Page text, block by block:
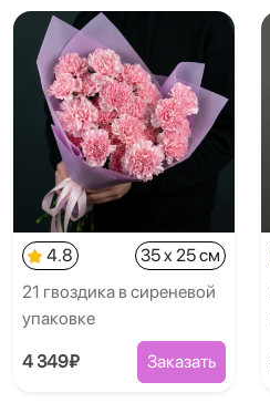
4.8
35 x 25 см
21 гвоздика в сиреневой
упаковке
4 349₽ Заказать